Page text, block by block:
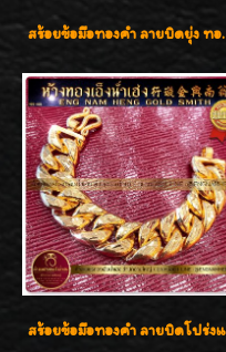
สร้อยข้อมือทองค